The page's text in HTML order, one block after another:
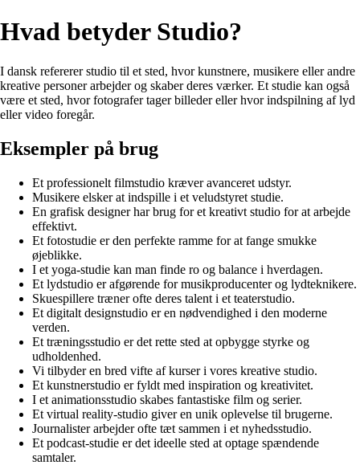
Hvad betyder Studio?
I dansk refererer studio til et sted, hvor kunstnere, musikere eller andre
kreative personer arbejder og skaber deres værker. Et studie kan også
være et sted, hvor fotografer tager billeder eller hvor indspilning af lyd
eller video foregår.
Eksempler på brug
Et professionelt filmstudio kræver avanceret udstyr.
Musikere elsker at indspille i et veludstyret studie.
En grafisk designer har brug for et kreativt studio for at arbejde
effektivt.
Et fotostudie er den perfekte ramme for at fange smukke
øjeblikke.
I et yoga-studie kan man finde ro og balance i hverdagen.
Et lydstudio er afgørende for musikproducenter og lydteknikere.
Skuespillere træner ofte deres talent i et teaterstudio.
Et digitalt designstudio er en nødvendighed i den moderne
verden.
Et træningsstudio er det rette sted at opbygge styrke og
udholdenhed.
Vi tilbyder en bred vifte af kurser i vores kreative studio.
Et kunstnerstudio er fyldt med inspiration og kreativitet.
I et animationsstudio skabes fantastiske film og serier.
Et virtual reality-studio giver en unik oplevelse til brugerne.
Journalister arbejder ofte tæt sammen i et nyhedsstudio.
Et podcast-studie er det ideelle sted at optage spændende
samtaler.